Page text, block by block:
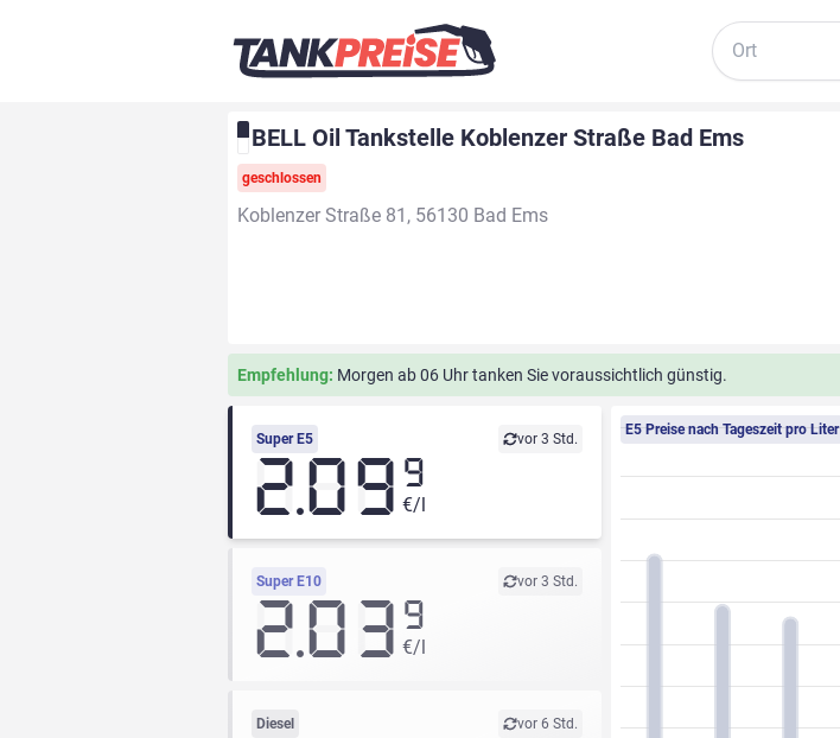
Suche
BELL Oil Tankstelle Koblenzer Straße Bad Ems
geschlossen
Koblenzer Straße 81, 56130 Bad Ems
Empfehlung: Morgen ab 06 Uhr tanken Sie voraussichtlich günstig.
Super E5 vor 3 Std.
2.09 9
€/l
Super E10 vor 3 Std.
2.03 9
€/l
Diesel vor 6 Std.
E5 Preise nach Tageszeit pro Liter